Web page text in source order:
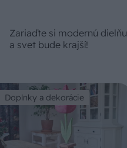
Zariaďte si modernú dielňu
a svet bude krajší!
Doplnky a dekorácie